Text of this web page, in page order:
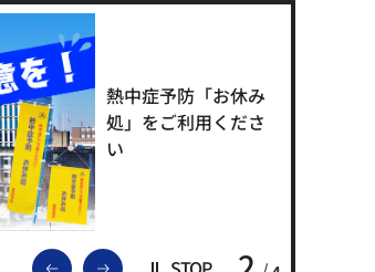
熱中症予防「お休み
処」をご利用くださ
い